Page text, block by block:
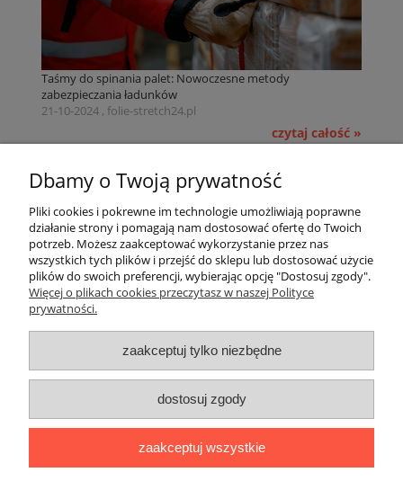
Taśmy do spinania palet: Nowoczesne metody
zabezpieczania ładunków
21-10-2024 , folie-stretch24.pl
czytaj całość »
Pomoc
Dostawa
Moje konto
O firmie
Polecamy
folie stretch jumbo,taśmę pakową,siatkę do palet
PP,taśmy poliestrowe PES, WG,oraz opakowania foliowe.
Dbamy o Twoją prywatność
Pliki cookies i pokrewne im technologie umożliwiają poprawne
działanie strony i pomagają nam dostosować ofertę do Twoich
potrzeb. Możesz zaakceptować wykorzystanie przez nas
wszystkich tych plików i przejść do sklepu lub dostosować użycie
plików do swoich preferencji, wybierając opcję "Dostosuj zgody".
Więcej o plikach cookies przeczytasz w naszej Polityce
prywatności.
zaakceptuj tylko niezbędne
dostosuj zgody
zaakceptuj wszystkie